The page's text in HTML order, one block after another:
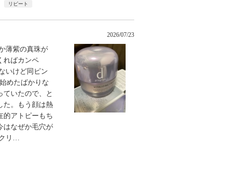
リピート
2026/07/23
薄紫の真珠が
ればカンペ
いけど同ピン
めたばかりな
ていたので、と
た。もう顔は熱
的アトピーもち
はなぜか毛穴が
リ …